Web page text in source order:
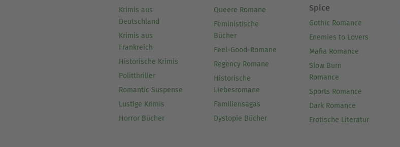
Krimis aus
Deutschland
Krimis aus
Frankreich
Historische Krimis
Politthriller
Romantic Suspense
Lustige Krimis
Horror Bücher
Queere Romane
Feministische
Bücher
Feel-Good-Romane
Regency Romane
Historische
Liebesromane
Familiensagas
Dystopie Bücher
Spice
Gothic Romance
Enemies to Lovers
Mafia Romance
Slow Burn
Romance
Sports Romance
Dark Romance
Erotische Literatur